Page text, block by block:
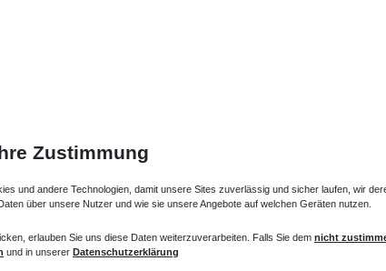
- Wanne
Badewanne Montagewinkel Wandwinkel für die
Auflage der Ränder
Zustimmung
und andere Technologien, damit unsere Sites zuverlässig und sicher laufen, wir
über unsere Nutzer und wie sie unsere Angebote auf welchen Geräten nutzen.
erlauben Sie uns diese Daten weiterzuverarbeiten. Falls Sie dem nicht
und in unserer Datenschutzerklärung